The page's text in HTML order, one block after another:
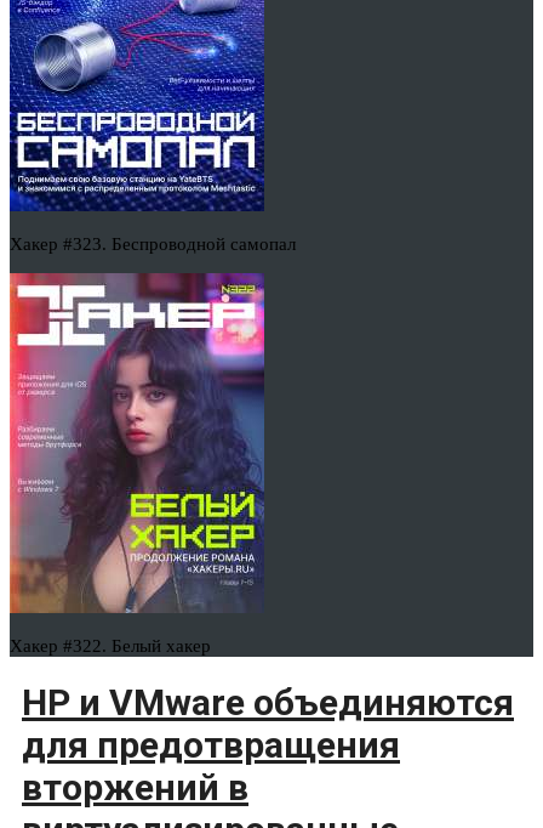
Хакер #323. Беспроводной самопал
Хакер #322. Белый хакер
HP и VMware объединяются
для предотвращения
вторжений в